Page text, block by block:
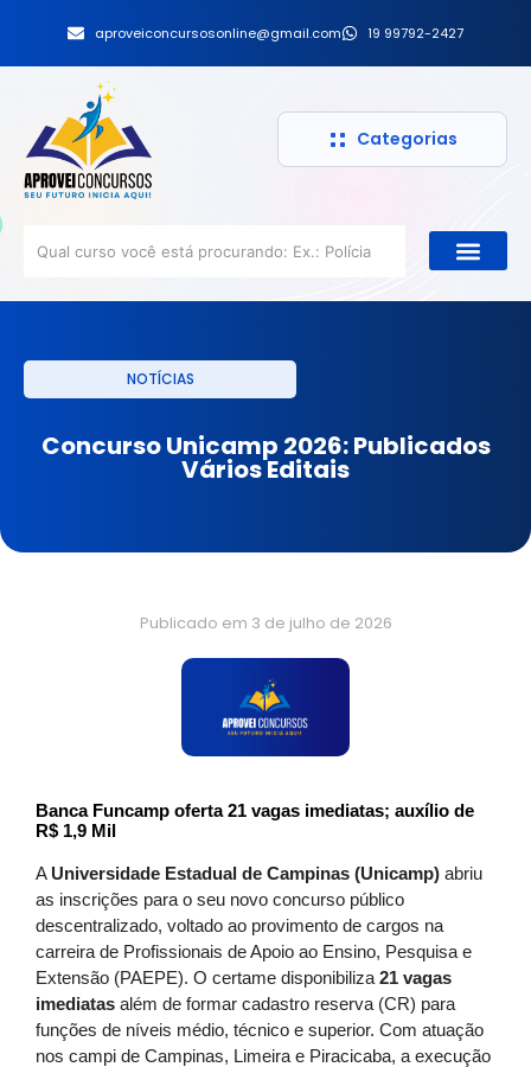
aproveiconcursosonline@gmail.com 19 99792-2427
Categorias
NOTÍCIAS
Concurso Unicamp 2026: Publicados
Vários Editais
Publicado em 3 de julho de 2026
Banca Funcamp oferta 21 vagas imediatas; auxílio de
R$ 1,9 Mil
A Universidade Estadual de Campinas (Unicamp) abriu
as inscrições para o seu novo concurso público
descentralizado, voltado ao provimento de cargos na
carreira de Profissionais de Apoio ao Ensino, Pesquisa e
Extensão (PAEPE). O certame disponibiliza 21 vagas
imediatas além de formar cadastro reserva (CR) para
funções de níveis médio, técnico e superior. Com atuação
nos campi de Campinas, Limeira e Piracicaba, a execução